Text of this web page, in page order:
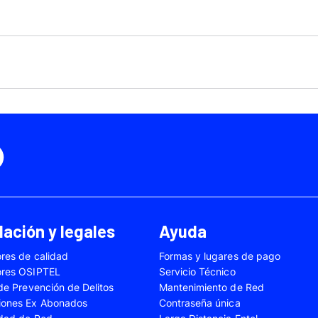
40 Neo
Fusión
Motorola Moto
Ed. Esp. Motorola Moto G20 Motorola Moto G200
Power Motorola Moto G31 Motorola Moto G35
Oppo Reno 6 Lite
Samsung Galaxy A03 Samsung Galaxy
Samsung Galaxy A05 Samsung Galaxy
Samsung Galaxy A14 Samsung Galaxy A15
y legales
de calidad
OSIPTEL
Prevención de Delitos
Ex Abonados
Ayuda
Formas y lugares de pago
Servicio Técnico
Mantenimiento de Red
Contraseña única